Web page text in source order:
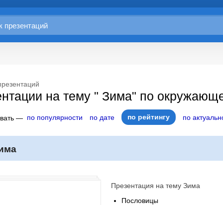
на тему " Зима" по
— по популярности по дате по рейтингу по
Презентация на тему Зима
Пословицы